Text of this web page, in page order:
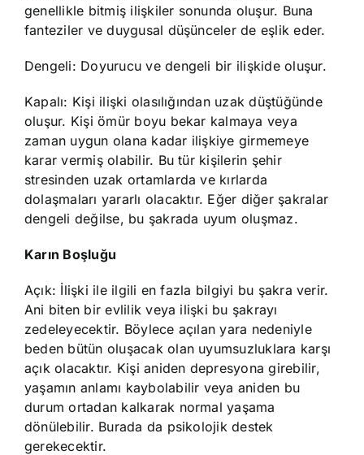
genellikle bitmiş ilişkiler sonunda oluşur. Buna
fanteziler ve duygusal düşünceler de eşlik eder.
Dengeli: Doyurucu ve dengeli bir ilişkide oluşur.
Kapalı: Kişi ilişki olasılığından uzak düştüğünde
oluşur. Kişi ömür boyu bekar kalmaya veya
zaman uygun olana kadar ilişkiye girmemeye
karar vermiş olabilir. Bu tür kişilerin şehir
stresinden uzak ortamlarda ve kırlarda
dolaşmaları yararlı olacaktır. Eğer diğer şakralar
dengeli değilse, bu şakrada uyum oluşmaz.
Karın Boşluğu
Açık: İlişki ile ilgili en fazla bilgiyi bu şakra verir.
Ani biten bir evlilik veya ilişki bu şakrayı
zedeleyecektir. Böylece açılan yara nedeniyle
beden bütün oluşacak olan uyumsuzluklara karşı
açık olacaktır. Kişi aniden depresyona girebilir,
yaşamın anlamı kaybolabilir veya aniden bu
durum ortadan kalkarak normal yaşama
dönülebilir. Burada da psikolojik destek
gerekecektir.